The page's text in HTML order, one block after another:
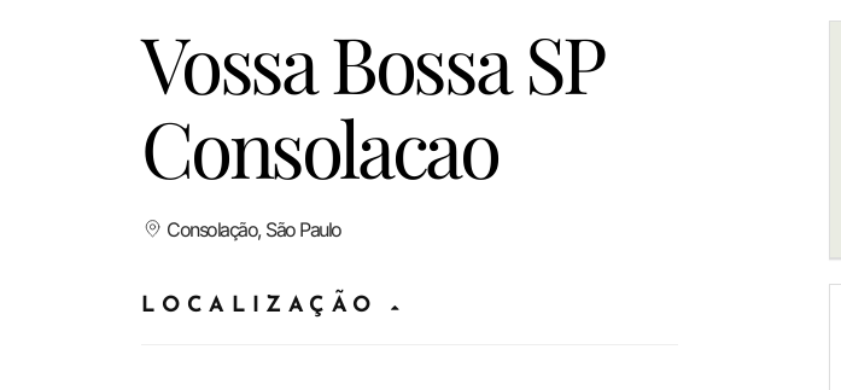
Vossa Bossa SP
Consolacao
Consolação, São Paulo
LOCALIZAÇÃO